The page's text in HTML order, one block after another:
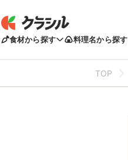
食材から探す 料理名から探す
TOP